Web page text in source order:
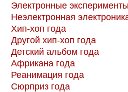
Электронные
Неэлектронная
Хип-хоп года
Другой хип-хоп года
Детский альбом года
Африкана года
Реанимация года
Сюрприз года